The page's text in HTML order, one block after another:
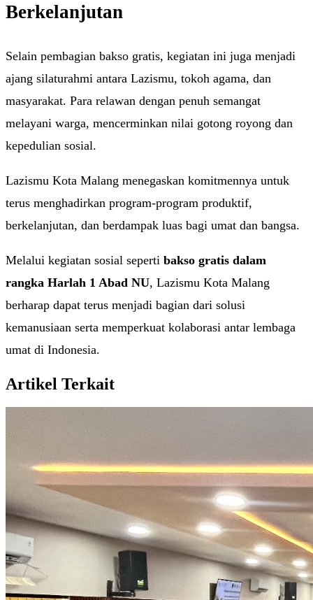
Berkelanjutan
Selain pembagian bakso gratis, kegiatan ini juga menjadi
ajang silaturahmi antara Lazismu, tokoh agama, dan
masyarakat. Para relawan dengan penuh semangat
melayani warga, mencerminkan nilai gotong royong dan
kepedulian sosial.
Lazismu Kota Malang menegaskan komitmennya untuk
terus menghadirkan program-program produktif,
berkelanjutan, dan berdampak luas bagi umat dan bangsa.
Melalui kegiatan sosial seperti bakso gratis dalam
rangka Harlah 1 Abad NU, Lazismu Kota Malang
berharap dapat terus menjadi bagian dari solusi
kemanusiaan serta memperkuat kolaborasi antar lembaga
umat di Indonesia.
Artikel Terkait